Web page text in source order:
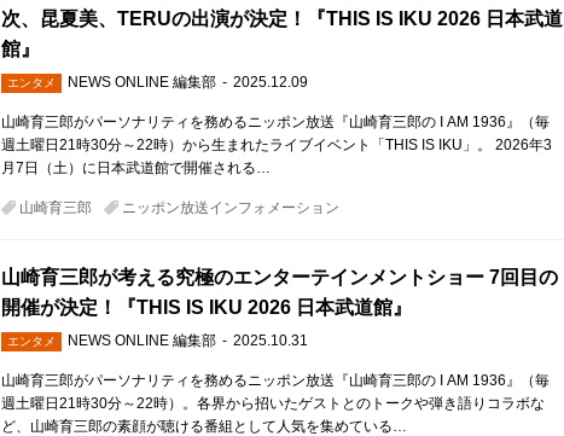
次、昆夏美、TERUの出演が決定！『THIS IS IKU 2026 日本武道
館』
エンタメ NEWS ONLINE 編集部 2025.12.09
山崎育三郎がパーソナリティを務めるニッポン放送『山崎育三郎の I AM 1936』（毎
週土曜日21時30分～22時）から生まれたライブイベント「THIS IS IKU」。 2026年3
月7日（土）に日本武道館で開催される…
山崎育三郎 ニッポン放送インフォメーション
山崎育三郎が考える究極のエンターテインメントショー 7回目の
開催が決定！『THIS IS IKU 2026 日本武道館』
エンタメ NEWS ONLINE 編集部 2025.10.31
山崎育三郎がパーソナリティを務めるニッポン放送『山崎育三郎の I AM 1936』（毎
週土曜日21時30分～22時）。各界から招いたゲストとのトークや弾き語りコラボな
ど、山崎育三郎の素顔が聴ける番組として人気を集めている…